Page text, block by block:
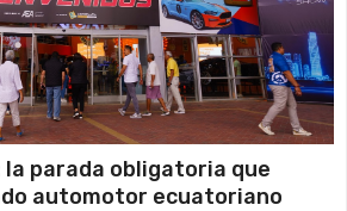
parada obligatoria que
automotor ecuatoriano